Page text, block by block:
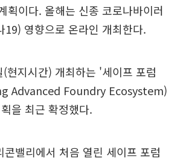
획이다. 올해는 신종 코로나바이러
19) 영향으로 온라인 개최한다.
현지시간) 개최하는 '세이프 포럼
Advanced Foundry Ecosystem)
을 최근 확정했다.
밸리에서 처음 열린 세이프 포럼